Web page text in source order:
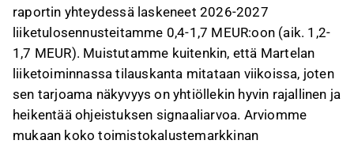
raportin yhteydessä laskeneet 2026-2027
liiketulosennusteitamme 0,4-1,7 MEUR:oon (aik. 1,2-
1,7 MEUR). Muistutamme kuitenkin, että Martelan
liiketoiminnassa tilauskanta mitataan viikoissa, joten
sen tarjoama näkyvyys on yhtiöllekin hyvin rajallinen ja
heikentää ohjeistuksen signaaliarvoa. Arviomme
mukaan koko toimistokalustemarkkinan